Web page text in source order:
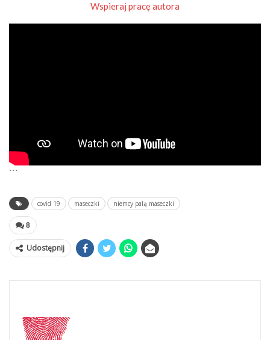
Wspieraj pracę autora
```
covid 19 maseczki niemcy palą maseczki
8
Udostępnij